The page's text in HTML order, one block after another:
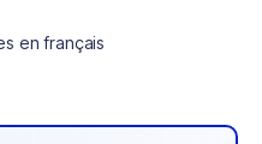
en français